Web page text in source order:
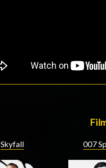
Skyfall 007